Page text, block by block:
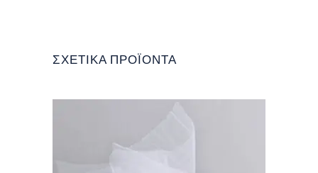
ΣΧΕΤΙΚΆ ΠΡΟΪΌΝΤΑ